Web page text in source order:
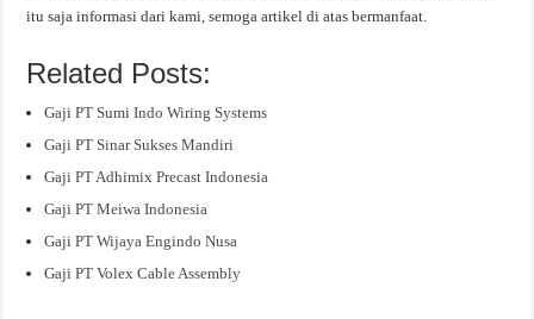
itu saja informasi dari kami, semoga artikel di atas bermanfaat.
Related Posts:
Gaji PT Sumi Indo Wiring Systems
Gaji PT Sinar Sukses Mandiri
Gaji PT Adhimix Precast Indonesia
Gaji PT Meiwa Indonesia
Gaji PT Wijaya Engindo Nusa
Gaji PT Volex Cable Assembly